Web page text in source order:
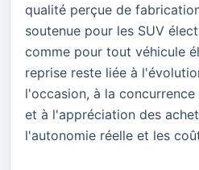
qualité perçue de
soutenue pour les SUV
comme pour tout véhicule
reprise reste liée à
l'occasion, à la
et à l'appréciation des
l'autonomie réelle et les